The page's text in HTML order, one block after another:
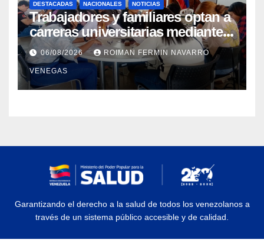
DESTACADAS NACIONALES NOTICIAS
Trabajadores y familiares optan a
carreras universitarias mediante
convenio entre MinSalud y la
UCV
06/08/2026 ROIMAN FERMIN NAVARRO
VENEGAS
Garantizando el derecho a la salud de todos los venezolanos a
través de un sistema público accesible y de calidad.